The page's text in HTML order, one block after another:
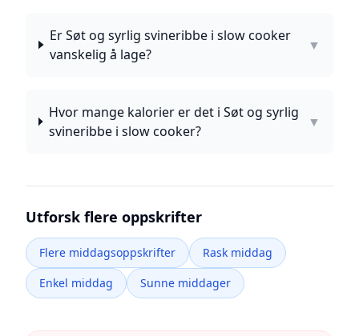
Er Søt og syrlig svineribbe i slow cooker
vanskelig å lage?
▼
Hvor mange kalorier er det i Søt og syrlig
svineribbe i slow cooker?
▼
Utforsk flere oppskrifter
Flere middagsoppskrifter
Rask middag
Enkel middag
Sunne middager